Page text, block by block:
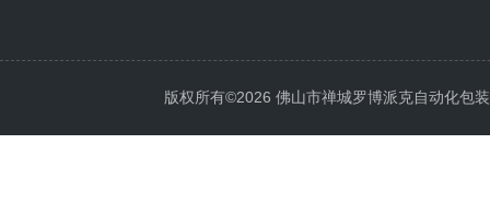
版权所有©2026 佛山市禅城罗博派克自动化